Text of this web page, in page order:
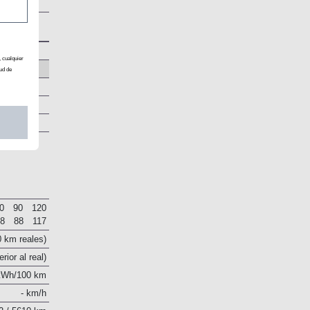
90
120
88
117
km reales)
al real)
100 km
- km/h
cualquier
de